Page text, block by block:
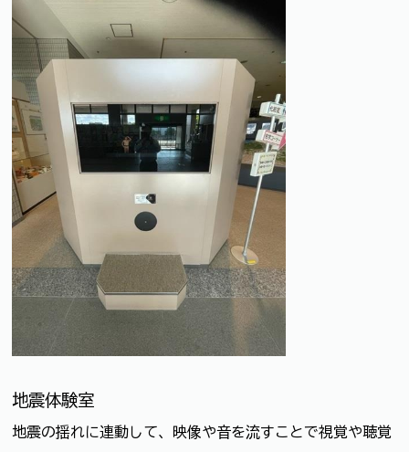
地震体験室
地震の揺れに連動して、映像や音を流すことで視覚や聴覚